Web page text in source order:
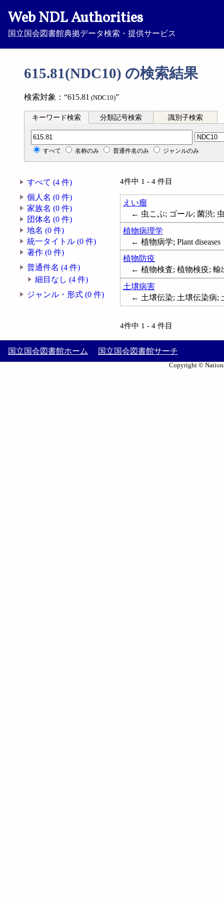
Web NDL Authorities
国立国会図書館典拠データ検索・提供サービス
615.81(NDC10) の検索結果
検索対象：“615.81 (NDC10)”
キーワード検索 分類記号検索 識別子検索
分類記号検索
すべて 名称のみ 普通件名のみ ジャンルのみ
すべて (4 件)
個人名 (0 件)
家族名 (0 件)
団体名 (0 件)
地名 (0 件)
統一タイトル (0 件)
著作 (0 件)
普通件名 (4 件)
細目なし (4 件)
ジャンル・形式 (0 件)
4件中 1 - 4 件目
えい瘤
← 虫こぶ; ゴール; 菌渋;
植物病理学
← 植物病学; Plant diseases
植物防疫
← 植物検査; 植物検疫; 輸
土壌病害
← 土壌伝染; 土壌伝染病;
4件中 1 - 4 件目
国立国会図書館ホーム 国立国会図書館サーチ
Copyright ©